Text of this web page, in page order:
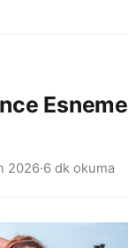
2026·6 dk okuma